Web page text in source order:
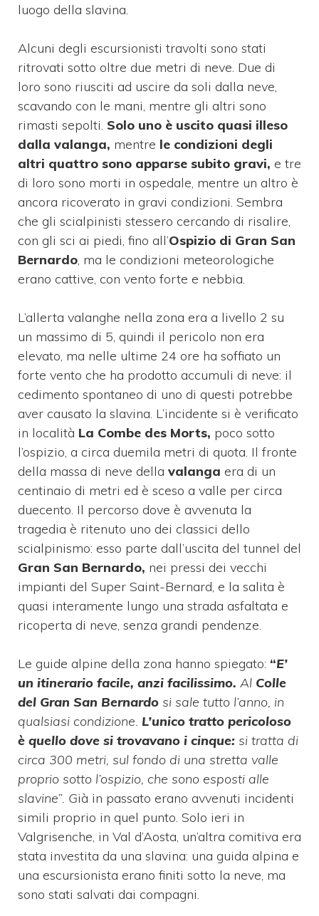
luogo della slavina.
Alcuni degli escursionisti travolti sono stati
ritrovati sotto oltre due metri di neve. Due di
loro sono riusciti ad uscire da soli dalla neve,
scavando con le mani, mentre gli altri sono
rimasti sepolti. Solo uno è uscito quasi illeso
dalla valanga, mentre le condizioni degli
altri quattro sono apparse subito gravi, e tre
di loro sono morti in ospedale, mentre un altro è
ancora ricoverato in gravi condizioni. Sembra
che gli scialpinisti stessero cercando di risalire,
con gli sci ai piedi, fino all’Ospizio di Gran San
Bernardo, ma le condizioni meteorologiche
erano cattive, con vento forte e nebbia.
L’allerta valanghe nella zona era a livello 2 su
un massimo di 5, quindi il pericolo non era
elevato, ma nelle ultime 24 ore ha soffiato un
forte vento che ha prodotto accumuli di neve: il
cedimento spontaneo di uno di questi potrebbe
aver causato la slavina. L’incidente si è verificato
in località La Combe des Morts, poco sotto
l’ospizio, a circa duemila metri di quota. Il fronte
della massa di neve della valanga era di un
centinaio di metri ed è sceso a valle per circa
duecento. Il percorso dove è avvenuta la
tragedia è ritenuto uno dei classici dello
scialpinismo: esso parte dall’uscita del tunnel del
Gran San Bernardo, nei pressi dei vecchi
impianti del Super Saint-Bernard, e la salita è
quasi interamente lungo una strada asfaltata e
ricoperta di neve, senza grandi pendenze.
Le guide alpine della zona hanno spiegato: “E’
un itinerario facile, anzi facilissimo. Al Colle
del Gran San Bernardo si sale tutto l’anno, in
qualsiasi condizione. L’unico tratto pericoloso
è quello dove si trovavano i cinque: si tratta di
circa 300 metri, sul fondo di una stretta valle
proprio sotto l’ospizio, che sono esposti alle
slavine”. Già in passato erano avvenuti incidenti
simili proprio in quel punto. Solo ieri in
Valgrisenche, in Val d’Aosta, un’altra comitiva era
stata investita da una slavina: una guida alpina e
una escursionista erano finiti sotto la neve, ma
sono stati salvati dai compagni.